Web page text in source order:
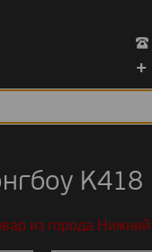
+
K418
из города